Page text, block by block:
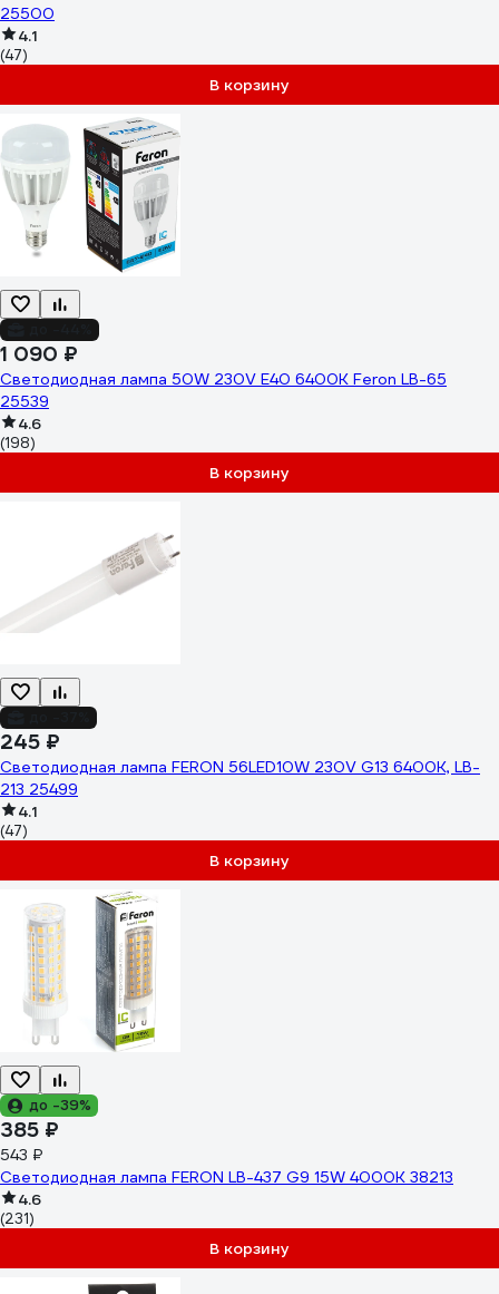
25500
4.1
(47)
В корзину
1 090 ₽
Светодиодная лампа 50W 230V E40 6400K Feron LB-65
25539
4.6
(198)
В корзину
245 ₽
Светодиодная лампа FERON 56LED10W 230V G13 6400K, LB-
213 25499
4.1
(47)
В корзину
до -39%
385 ₽
543 ₽
Светодиодная лампа FERON LB-437 G9 15W 4000K 38213
4.6
(231)
В корзину